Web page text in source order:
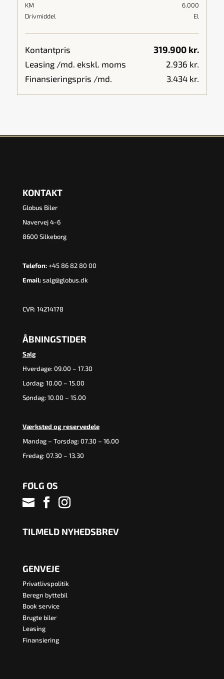
319.900 kr.
Kontantpris
2.936 kr.
Leasing /md. ekskl. moms
3.434 kr.
Finansieringspris /md.
6.000
KM
El
Drivmiddel
KONTAKT
Globus Biler
Navervej 4-6
8600 Silkeborg
Telefon: +45 86 82 80 00
Email: salg@globus.dk
CVR: 14214178
ÅBNINGSTIDER
Salg
Hverdage: 09.00 – 17.30
Lørdag: 10.00 – 15.00
Søndag: 10.00 – 15.00
Værksted og reservedele
Mandag – Torsdag: 07.30 – 16.00
Fredag: 07.30 – 13.30
FØLG OS
TILMELD NYHEDSBREV
GENVEJE
Privatlivspolitik
Beregn byttebil
Book service
Brugte biler
Leasing
Finansiering